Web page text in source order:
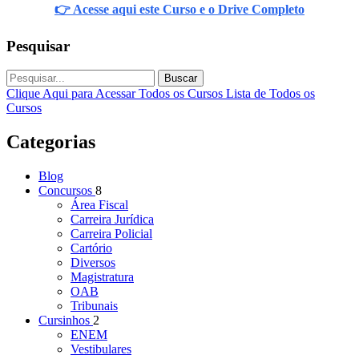
👉 Acesse aqui este Curso e o Drive Completo
Pesquisar
Buscar
Clique Aqui para Acessar Todos os Cursos Lista de Todos os
Cursos
Categorias
Blog
Concursos 8
Área Fiscal
Carreira Jurídica
Carreira Policial
Cartório
Diversos
Magistratura
OAB
Tribunais
Cursinhos 2
ENEM
Vestibulares